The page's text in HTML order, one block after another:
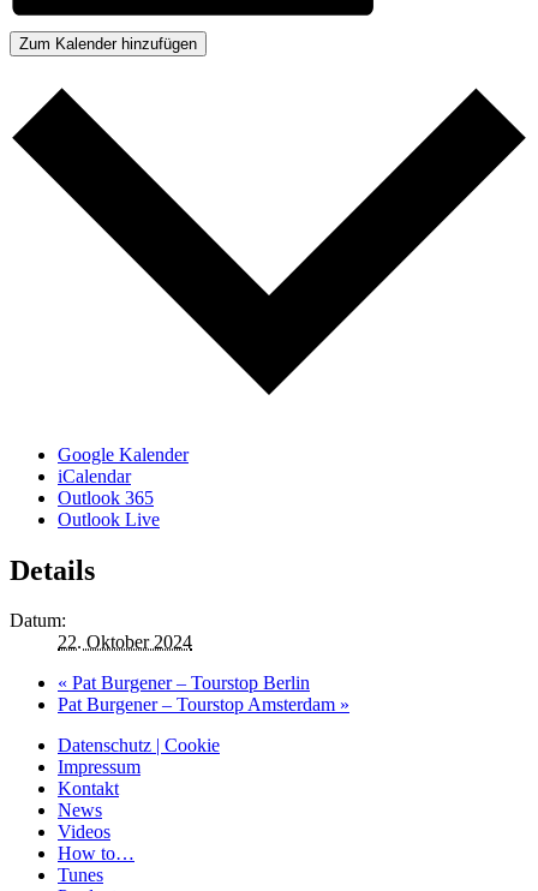
Zum Kalender hinzufügen
Google Kalender
iCalendar
Outlook 365
Outlook Live
Details
Datum:
22. Oktober 2024
« Pat Burgener – Tourstop Berlin
Pat Burgener – Tourstop Amsterdam »
Datenschutz | Cookie
Impressum
Kontakt
News
Videos
How to…
Tunes